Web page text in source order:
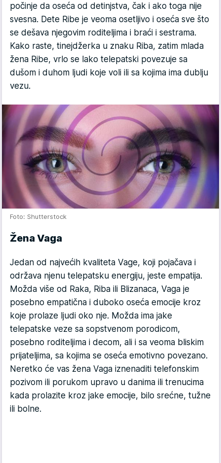
počinje da oseća od detinjstva, čak i ako toga nije
svesna. Dete Ribe je veoma osetljivo i oseća sve što
se dešava njegovim roditeljima i braći i sestrama.
Kako raste, tinejdžerka u znaku Riba, zatim mlada
žena Ribe, vrlo se lako telepatski povezuje sa
dušom i duhom ljudi koje voli ili sa kojima ima dublju
vezu.
Foto: Shutterstock
Žena Vaga
Jedan od najvećih kvaliteta Vage, koji pojačava i
održava njenu telepatsku energiju, jeste empatija.
Možda više od Raka, Riba ili Blizanaca, Vaga je
posebno empatična i duboko oseća emocije kroz
koje prolaze ljudi oko nje. Možda ima jake
telepatske veze sa sopstvenom porodicom,
posebno roditeljima i decom, ali i sa veoma bliskim
prijateljima, sa kojima se oseća emotivno povezano.
Neretko će vas žena Vaga iznenaditi telefonskim
pozivom ili porukom upravo u danima ili trenucima
kada prolazite kroz jake emocije, bilo srećne, tužne
ili bolne.